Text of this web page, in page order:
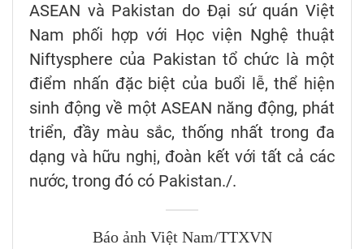
ASEAN và Pakistan do Đại sứ quán Việt
Nam phối hợp với Học viện Nghệ thuật
Niftysphere của Pakistan tổ chức là một
điểm nhấn đặc biệt của buổi lễ, thể hiện
sinh động về một ASEAN năng động, phát
triển, đầy màu sắc, thống nhất trong đa
dạng và hữu nghị, đoàn kết với tất cả các
nước, trong đó có Pakistan./.
Báo ảnh Việt Nam/TTXVN